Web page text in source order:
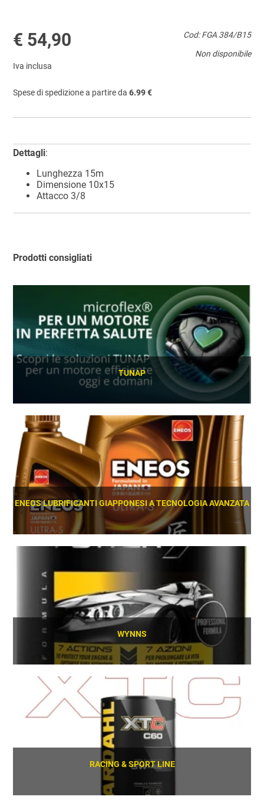
€ 54,90
Iva inclusa
Cod: FGA 384/B15
Non disponibile
Spese di spedizione a partire da6.99 €
Dettagli:
Lunghezza 15m
Dimensione 10x15
Attacco 3/8
Prodotti consigliati
TUNAP
SCOPRI
ENEOS LUBRIFICANTI GIAPPONESI A TECNOLOGIA AVANZATA
SCOPRI
WYNNS
SCOPRI
RACING & SPORT LINE